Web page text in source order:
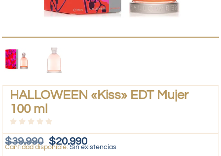
HALLOWEEN «Kiss» EDT Mujer
100 ml
$39.990 $20.990
Sin existencias